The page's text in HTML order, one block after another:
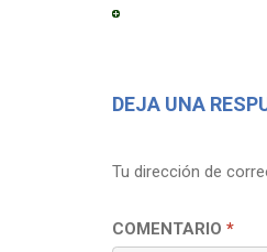
DEJA UNA
Tu dirección de
COMENTARIO *